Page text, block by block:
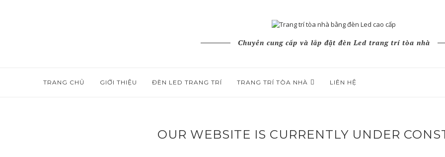
Chuyên cung cấp và lắp đặt đèn Led trang trí tòa nhà
TRANG CHỦ GIỚI THIỆU ĐÈN LED TRANG TRÍ TRANG TRÍ TÒA NHÀ LIÊN HỆ
OUR WEBSITE IS CURRENTLY UNDER